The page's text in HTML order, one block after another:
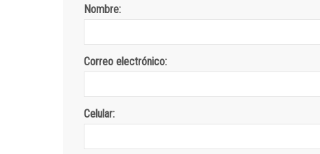
Nombre:
Correo electrónico:
Celular: